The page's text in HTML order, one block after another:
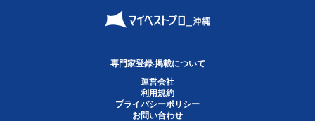
専門家登録·掲載について
運営会社
利用規約
プライバシーポリシー
お問い合わせ